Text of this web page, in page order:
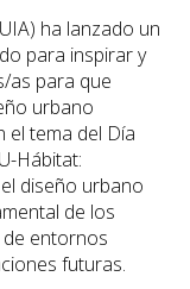
ha lanzado un
para inspirar y
as para que
urbano
el tema del Día
Hábitat:
diseño urbano
de los
entornos
futuras.